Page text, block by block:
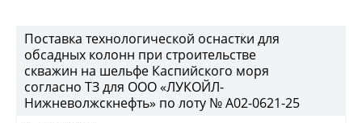
Поставка технологической оснастки для
обсадных колонн при строительстве
скважин на шельфе Каспийского моря
согласно ТЗ для ООО «ЛУКОЙЛ-
Нижневолжскнефть» по лоту № A02-0621-25